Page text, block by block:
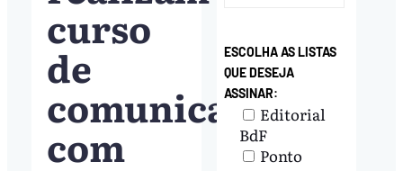
curso
de
comunicação
com
ESCOLHA AS LISTAS
QUE DESEJA
ASSINAR:
Editorial
BdF
Ponto